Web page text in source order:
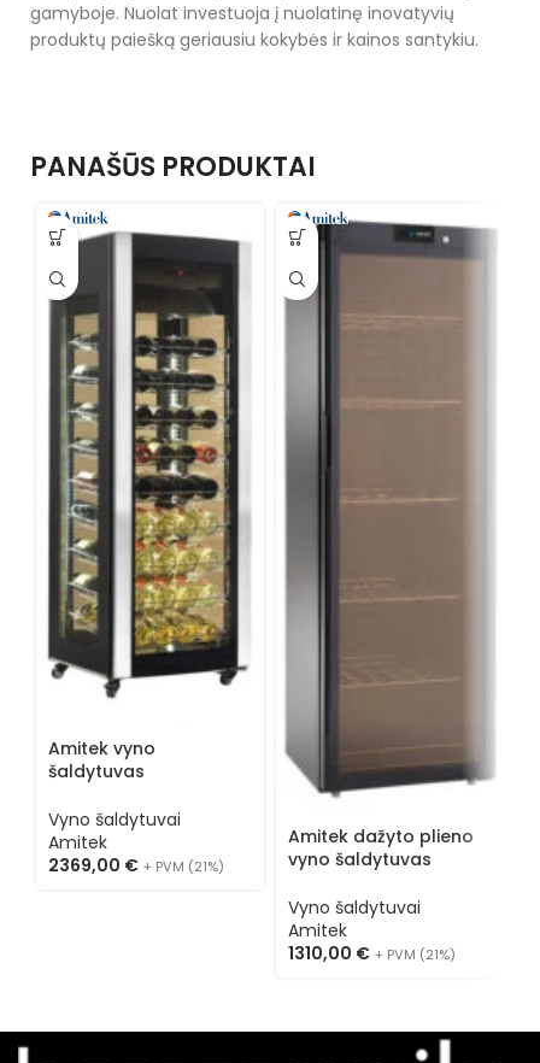
gamyboje. Nuolat investuoja į nuolatinę inovatyvių
produktų paiešką geriausiu kokybės ir kainos santykiu.
PANAŠŪS PRODUKTAI
Amitek vyno
šaldytuvas
Vyno šaldytuvai
Amitek
2369,00 € + PVM (21%)
Amitek dažyto plieno
vyno šaldytuvas
Vyno šaldytuvai
Amitek
1310,00 € + PVM (21%)